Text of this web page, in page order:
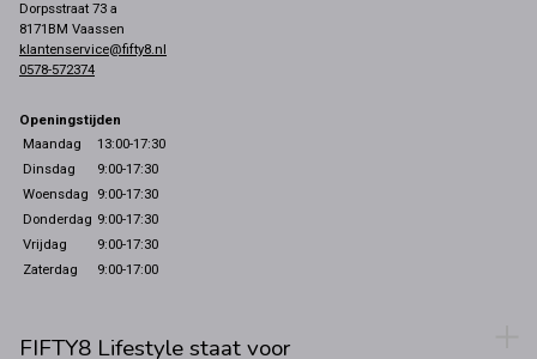
Dorpsstraat 73 a
8171BM Vaassen
klantenservice@fifty8.nl
0578-572374
Openingstijden
Maandag
13:00-17:30
Dinsdag
9:00-17:30
Woensdag
9:00-17:30
Donderdag 9:00-17:30
Vrijdag
9:00-17:30
Zaterdag
9:00-17:00
FIFTY8 Lifestyle staat voor